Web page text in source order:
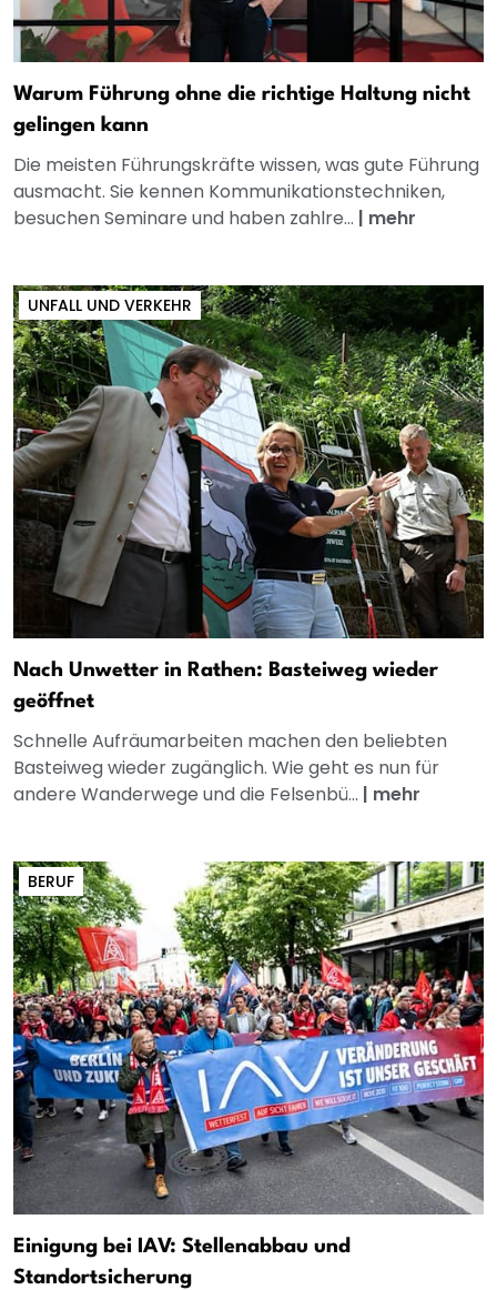
Warum Führung ohne die richtige Haltung nicht
gelingen kann
Die meisten Führungskräfte wissen, was gute Führung
ausmacht. Sie kennen Kommunikationstechniken,
besuchen Seminare und haben zahlre... | mehr
UNFALL UND VERKEHR
Nach Unwetter in Rathen: Basteiweg wieder
geöffnet
Schnelle Aufräumarbeiten machen den beliebten
Basteiweg wieder zugänglich. Wie geht es nun für
andere Wanderwege und die Felsenbü... | mehr
BERUF
Einigung bei IAV: Stellenabbau und
Standortsicherung